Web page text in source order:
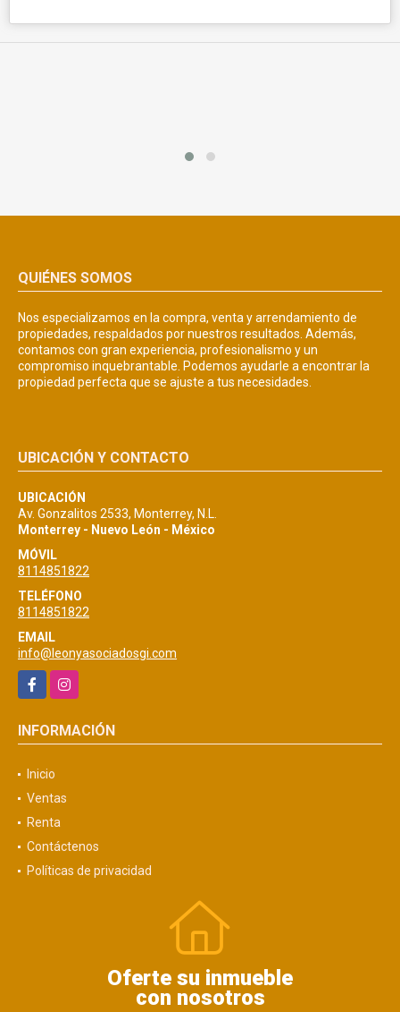
QUIÉNES SOMOS
Nos especializamos en la compra, venta y arrendamiento de
propiedades, respaldados por nuestros resultados. Además,
contamos con gran experiencia, profesionalismo y un
compromiso inquebrantable. Podemos ayudarle a encontrar la
propiedad perfecta que se ajuste a tus necesidades.
UBICACIÓN Y CONTACTO
UBICACIÓN
Av. Gonzalitos 2533, Monterrey, N.L.
Monterrey - Nuevo León - México
MÓVIL
8114851822
TELÉFONO
8114851822
EMAIL
info@leonyasociadosgi.com
FacebookInstagram
INFORMACIÓN
Inicio
Ventas
Renta
Contáctenos
Políticas de privacidad
Oferte su inmueble
con nosotros